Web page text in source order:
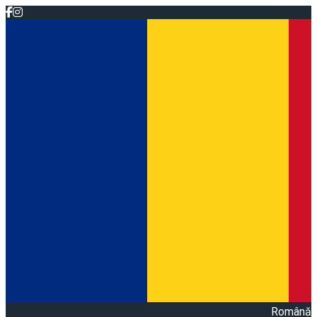
Română